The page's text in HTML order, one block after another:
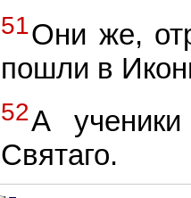
51Они же,
пошли в
52А
Святаго.